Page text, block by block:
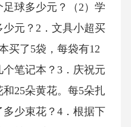
球多少元？（2）学
元？2．文具小超买
买了5袋，每袋有12
笔记本？3．庆祝元
25朵黄花。每5朵扎
少束花？4．根据下